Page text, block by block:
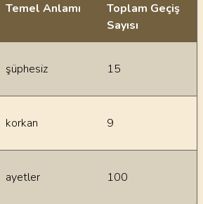
Temel Anlamı
Toplam Geçiş
Sayısı
şüphesiz 15
korkan 9
ayetler 100